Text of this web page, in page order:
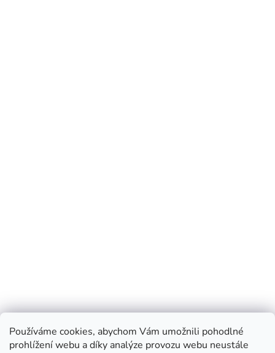
Používáme cookies, abychom Vám umožnili pohodlné
prohlížení webu a díky analýze provozu webu neustále